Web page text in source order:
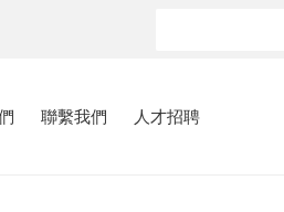
聯繫我們 人才招聘